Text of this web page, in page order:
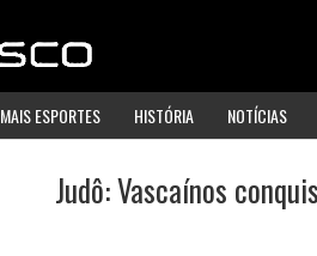
MAIS ESPORTES HISTÓRIA NOTÍCIAS
Judô: Vascaínos